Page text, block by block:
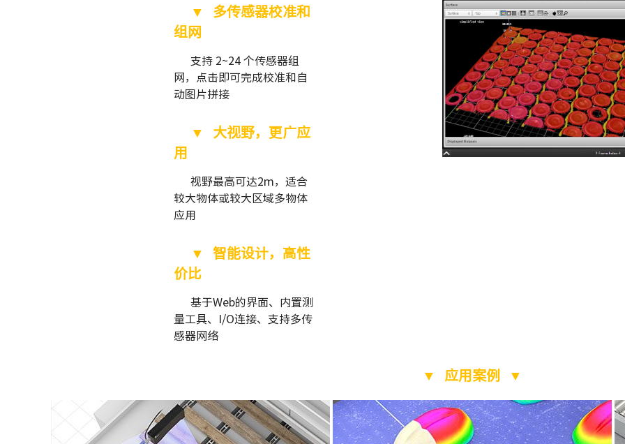
▼ 多传感器校准和
组网
支持 2~24 个传感器组
网，点击即可完成校准和自
动图片拼接
▼ 大视野，更广应
用
视野最高可达2m，适合
较大物体或较大区域多物体
应用
▼ 智能设计，高性
价比
基于Web的界面、内置测
量工具、I/O连接、支持多传
感器网络
▼ 应用案例 ▼